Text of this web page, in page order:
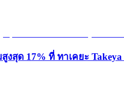
งสุด 17% ที่ ทาเคยะ